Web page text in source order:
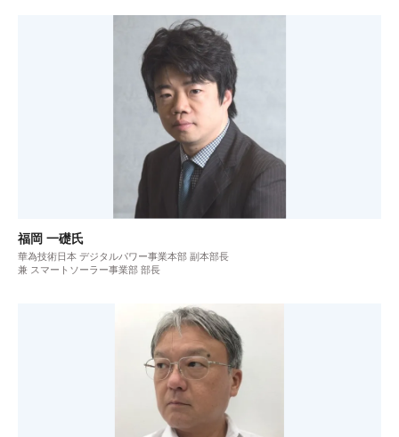
福岡 一礎氏
華為技術日本 デジタルパワー事業本部 副本部長
兼 スマートソーラー事業部 部長